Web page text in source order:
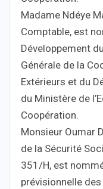
Madame Ndéye
Comptable, est
Développement
Générale de la
Extérieurs et du
du Ministère de
Coopération.
Monsieur Oumar
de la Sécurité
351/H, est
prévisionnelle